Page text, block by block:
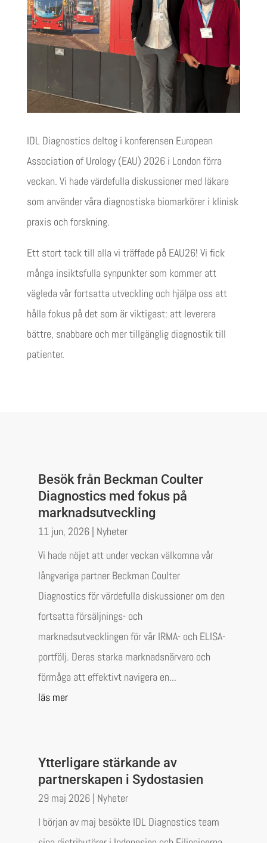
IDL Diagnostics deltog i konferensen European
Association of Urology (EAU) 2026 i London förra
veckan. Vi hade värdefulla diskussioner med läkare
som använder våra diagnostiska biomarkörer i klinisk
praxis och forskning.
Ett stort tack till alla vi träffade på EAU26! Vi fick
många insiktsfulla synpunkter som kommer att
vägleda vår fortsatta utveckling och hjälpa oss att
hålla fokus på det som är viktigast: att leverera
bättre, snabbare och mer tillgänglig diagnostik till
patienter.
Besök från Beckman Coulter
Diagnostics med fokus på
marknadsutveckling
11 jun, 2026| Nyheter
Vi hade nöjet att under veckan välkomna vår
långvariga partner Beckman Coulter
Diagnostics för värdefulla diskussioner om den
fortsatta försäljnings- och
marknadsutvecklingen för vår IRMA- och ELISA-
portfölj. Deras starka marknadsnärvaro och
förmåga att effektivt navigera en...
läs mer
Ytterligare stärkande av
partnerskapen i Sydostasien
29 maj 2026| Nyheter
I början av maj besökte IDL Diagnostics team